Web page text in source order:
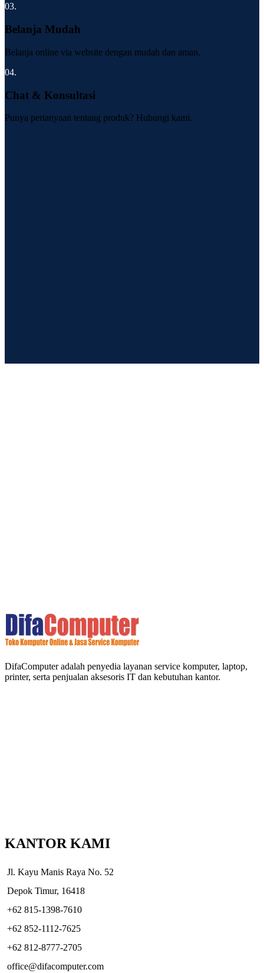
03.
Belanja Mudah
Belanja online via website dengan mudah dan aman.
04.
Chat & Konsultasi
Punya pertanyaan tentang produk? Hubungi kami.
DifaComputer adalah penyedia layanan service komputer, laptop,
printer, serta penjualan aksesoris IT dan kebutuhan kantor.
KANTOR KAMI
Jl. Kayu Manis Raya No. 52
Depok Timur, 16418
+62 815-1398-7610
+62 852-1112-7625
+62 812-8777-2705
office@difacomputer.com